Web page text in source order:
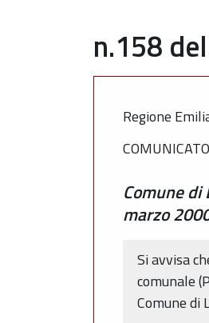
n.158
Regione
Comune
marzo
Si avvisa
comunale
Comune di